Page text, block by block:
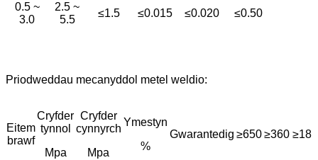
0.5 ~
3.0
2.5 ~
5.5
≤1.5 ≤0.015 ≤0.020 ≤0.50
Priodweddau mecanyddol metel weldio:
Eitem
brawf
Cryfder
tynnol
Mpa
Cryfder
cynnyrch
Mpa
Ymestyn
%
Gwarantedig ≥650 ≥360 ≥18